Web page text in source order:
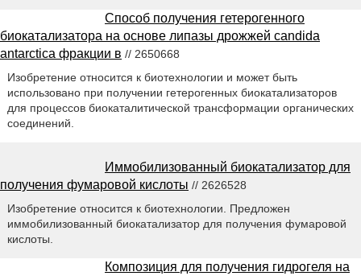
Способ получения гетерогенного
биокатализатора на основе липазы дрожжей candida
antarctica фракции в // 2650668
Изобретение относится к биотехнологии и может быть
использовано при получении гетерогенных биокатализаторов
для процессов биокаталитической трансформации органических
соединений.
Иммобилизованный биокатализатор для
получения фумаровой кислоты // 2626528
Изобретение относится к биотехнологии. Предложен
иммобилизованный биокатализатор для получения фумаровой
кислоты.
Композиция для получения гидрогеля на